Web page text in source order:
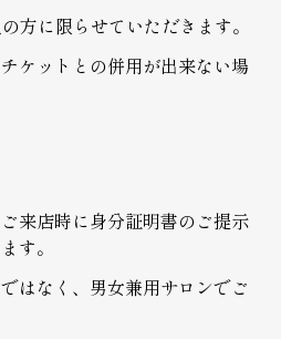
方に限らせていただきます。
ケットとの併用が出来ない場
来店時に身分証明書のご提示
す。
はなく、男女兼用サロンでご